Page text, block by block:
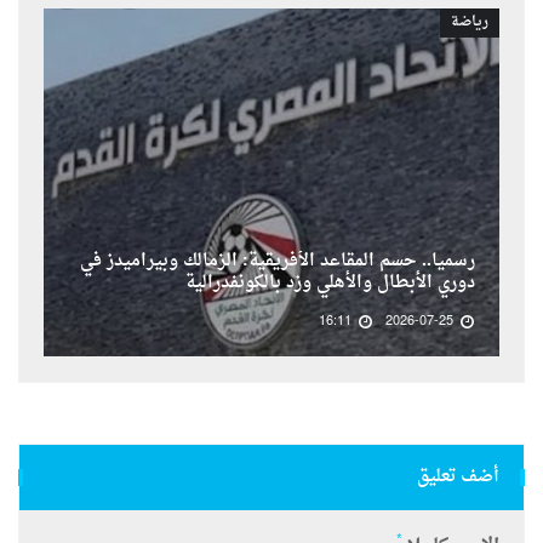
رياضة
رسمياً.. حسم المقاعد الأفريقية: الزمالك وبيراميدز في
دوري الأبطال والأهلي وزد بالكونفدرالية
2026-07-25
16:11
أضف تعليق